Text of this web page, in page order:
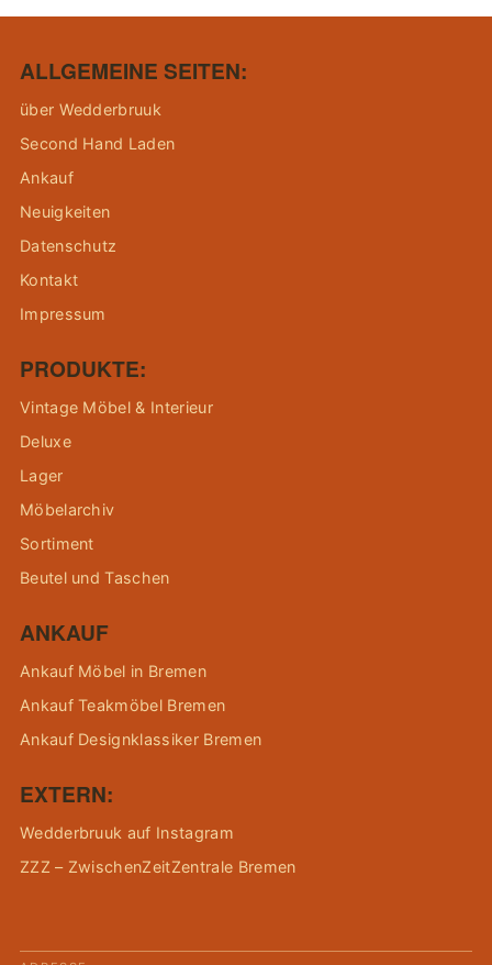
ALLGEMEINE SEITEN:
über Wedderbruuk
Second Hand Laden
Ankauf
Neuigkeiten
Datenschutz
Kontakt
Impressum
PRODUKTE:
Vintage Möbel & Interieur
Deluxe
Lager
Möbelarchiv
Sortiment
Beutel und Taschen
ANKAUF
Ankauf Möbel in Bremen
Ankauf Teakmöbel Bremen
Ankauf Designklassiker Bremen
EXTERN:
Wedderbruuk auf Instagram
ZZZ – ZwischenZeitZentrale Bremen